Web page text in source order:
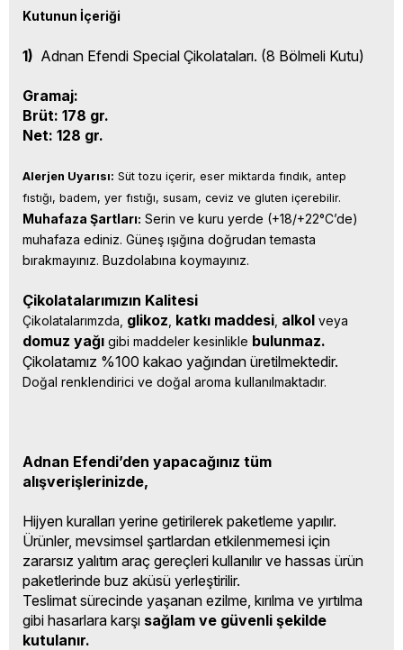
Kutunun İçeriği
1) Adnan Efendi Special Çikolataları. (8 Bölmeli Kutu)
Gramaj:
Brüt: 178 gr.
Net: 128 gr.
Alerjen Uyarısı: Süt tozu içerir, eser miktarda fındık, antep
fıstığı, badem, yer fıstığı, susam, ceviz ve gluten içerebilir.
Muhafaza Şartları: Serin ve kuru yerde (+18/+22°C’de)
muhafaza ediniz. Güneş ışığına doğrudan temasta
bırakmayınız. Buzdolabına koymayınız.
Çikolatalarımızın Kalitesi
Çikolatalarımzda, glikoz katkı maddesi alkol
domuz yağı gibi maddeler kesinlikle bulunmaz.
Çikolatamız %100 kakao yağından üretilmektedir.
Doğal renklendirici ve doğal aroma kullanılmaktadır.
Adnan Efendi’den yapacağınız tüm
alışverişlerinizde,
Hijyen kuralları yerine getirilerek paketleme yapılır.
Ürünler, mevsimsel şartlardan etkilenmemesi için
zararsız yalıtım araç gereçleri kullanılır ve hassas ürün
paketlerinde buz aküsü yerleştirilir.
Teslimat sürecinde yaşanan ezilme, kırılma ve yırtılma
gibi hasarlara karşı sağlam ve güvenli şekilde
kutulanır.